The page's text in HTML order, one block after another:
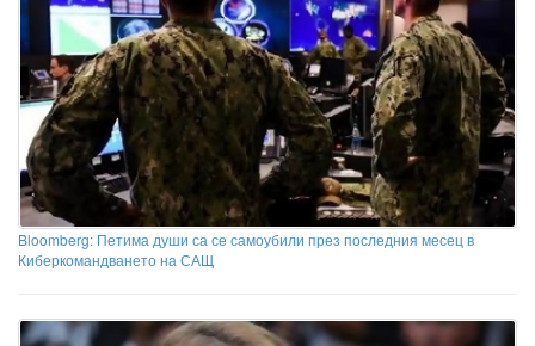
Bloomberg: Петима души са се самоубили през последния месец в
Киберкомандването на САЩ